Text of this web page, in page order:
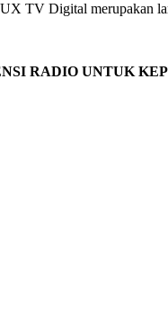
TV Digital merupakan
RADIO UNTUK